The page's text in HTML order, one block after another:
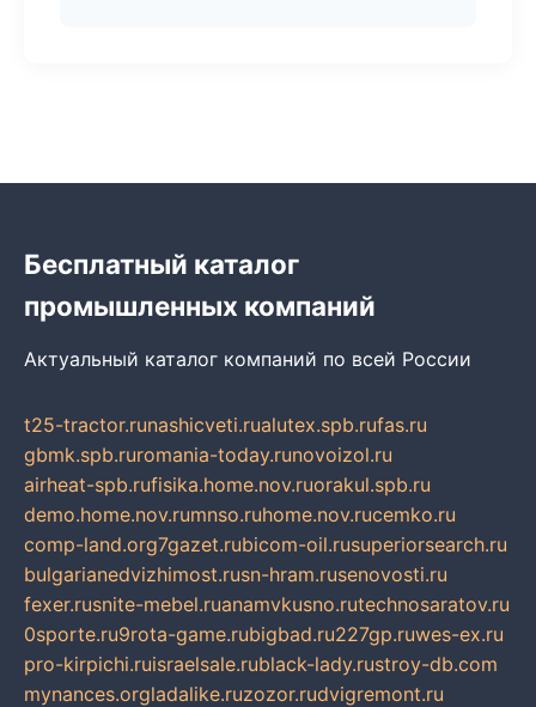
Бесплатный каталог
промышленных компаний
Актуальный каталог компаний по всей России
t25-tractor.runashicveti.rualutex.spb.rufas.ru
gbmk.spb.ruromania-today.runovoizol.ru
airheat-spb.rufisika.home.nov.ruorakul.spb.ru
demo.home.nov.rumnso.ruhome.nov.rucemko.ru
comp-land.org7gazet.rubicom-oil.rusuperiorsearch.ru
bulgarianedvizhimost.rusn-hram.rusenovosti.ru
fexer.rusnite-mebel.ruanamvkusno.rutechnosaratov.ru
0sporte.ru9rota-game.rubigbad.ru227gp.ruwes-ex.ru
pro-kirpichi.ruisraelsale.rublack-lady.rustroy-db.com
mynances.orgladalike.ruzozor.rudvigremont.ru